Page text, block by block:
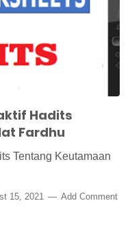
Hadits
Fardhu
Tentang Keutamaan
15, 2021 Add Comment